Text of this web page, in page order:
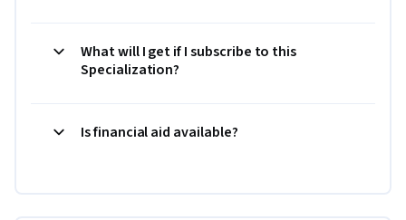
What will I get if I subscribe to this
Specialization?
Is financial aid available?